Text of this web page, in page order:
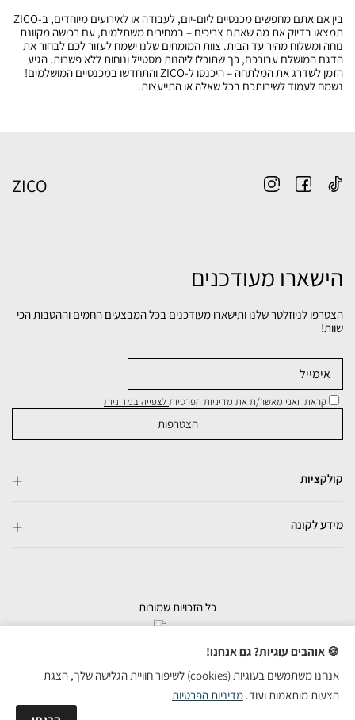
בין אם אתם מחפשים מכנסיים ליום-יום, לעבודה או לאירועים מיוחדים, ב-ZICO
תמצאו בדיוק את מה שאתם צריכים – במחירים משתלמים, עם רכישה מקוונת
נוחה ומשלוח מהיר עד הבית. צוות המומחים שלנו ישמח לעזור לכם לבחור את
הדגם המושלם עבורכם, כך שתוכלו ליהנות מסטייל ונוחות ללא פשרות. הגיע
הזמן לשדרג את המלתחה – היכנסו ל-ZICO והתחדשו במכנסיים המושלמים!
נשמח לעמוד לשירותכם בכל שאלה או התייעצות.
ZICO
הישארו מעודכנים
הצטרפו לניוזלטר שלנו ותישארו מעודכנים בכל המבצעים החמים וההטבות הכי
שוות!
קראתי ואני מאשר/ת את מדיניות הפרטיותלצפייה במדיניות
קולקציות
מידע לקונה
בניית אתרי מכירות
כל הזכויות שמורות
🍪 אוהבים עוגיות? גם אנחנו!
אנחנו משתמשים בעוגיות (cookies) לשיפור חוויית הגלישה שלך, הצגת
הצעות מותאמות ועוד. מדיניות הפרטיות